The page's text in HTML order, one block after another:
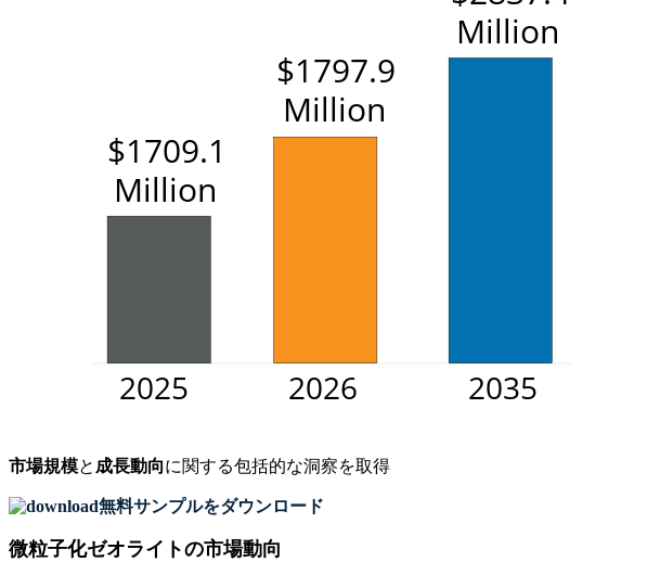
市場規模と 成長動向に関する包括的な洞察を取得
無料サンプルをダウンロード
微粒子化ゼオライトの市場動向